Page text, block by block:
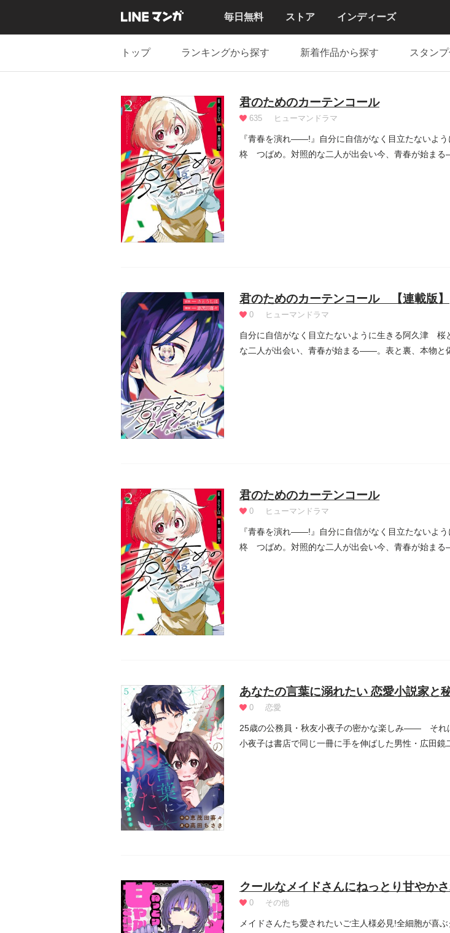
毎日無料 ストア インディーズ
トップ ランキングから探す 新着作品から探す スタン
君のためのカーテンコール
635 ヒューマンドラマ
『青春を演れ――!』自分に自信がなく目立たないよ
柊 つばめ。対照的な二人が出会い今、青春が始ま
君のためのカーテンコール 【連載版】
0 ヒューマンドラマ
自分に自信がなく目立たないように生きる阿久津
な二人が出会い、青春が始まる――。表と裏、本物と
君のためのカーテンコール
0 ヒューマンドラマ
『青春を演れ――!』自分に自信がなく目立たないよ
柊 つばめ。対照的な二人が出会い今、青春が始ま
あなたの言葉に溺れたい 恋愛小説家と
0 恋愛
25歳の公務員・秋友小夜子の密かな楽しみ―― それ
小夜子は書店で同じ一冊に手を伸ばした男性・広田鏡
クールなメイドさんにねっとり甘やか
0 その他
メイドさんたち愛されたいご主人様必見!全細胞が喜